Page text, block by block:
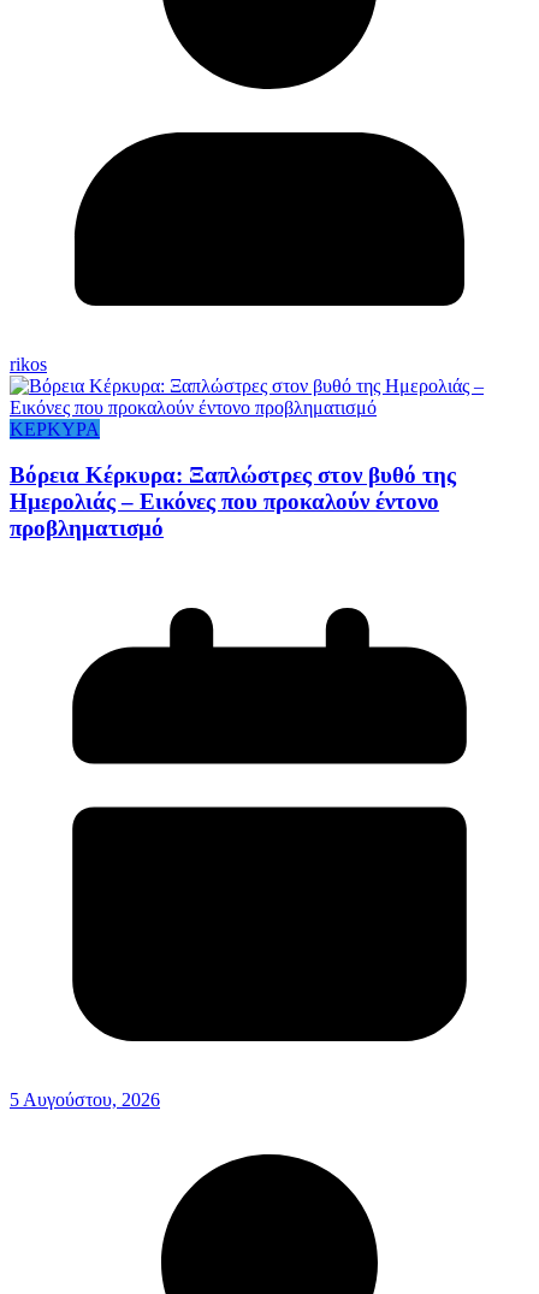
rikos
ΚΕΡΚΥΡΑ
Βόρεια Κέρκυρα: Ξαπλώστρες στον βυθό της
Ημερολιάς – Εικόνες που προκαλούν έντονο
προβληματισμό
5 Αυγούστου, 2026